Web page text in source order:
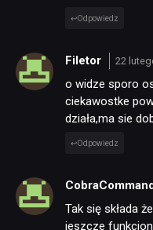
Odpowiedz
Filetor 22
o widze sporo
ciekawostke
działa,ma sie
Odpowiedz
Tak się składa
jeszcze